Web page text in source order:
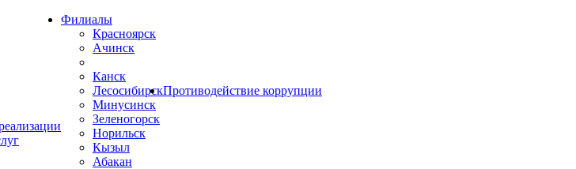
Филиалы
Красноярск
Ачинск
Канск
Лесосибирск
Минусинск
Зеленогорск
Норильск
Кызыл
Абакан
Противодействие коррупции